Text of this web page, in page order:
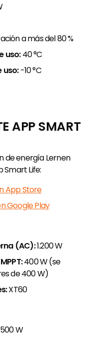
a más del 80 %
uso:40 °C
uso:-10 °C
APP SMART
de energía Lernen
Life:
App Store
Google Play
(AC):1.200 W
400 W (se
de 400 W)
XT60
W